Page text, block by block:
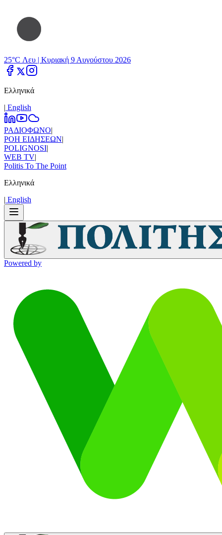
25°C Λευ | Κυριακή 9 Αυγούστου 2026
Ελληνικά
| Εnglish
ΡΑΔΙΟΦΩΝΟ|
ΡΟΗ ΕΙΔΗΣΕΩΝ|
POLIGNOSI|
WEB TV|
Politis To The Point
Ελληνικά
| Εnglish
Powered by